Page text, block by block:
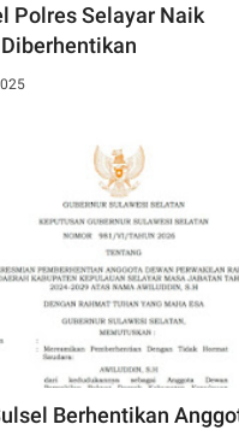
Polres Selayar Naik
Berhentikan